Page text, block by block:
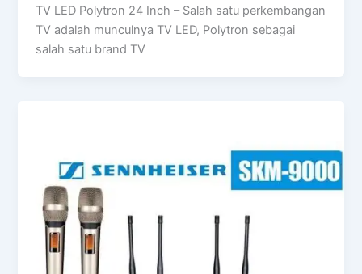
TV LED Polytron 24 Inch – Salah satu perkembangan
TV adalah munculnya TV LED, Polytron sebagai
salah satu brand TV